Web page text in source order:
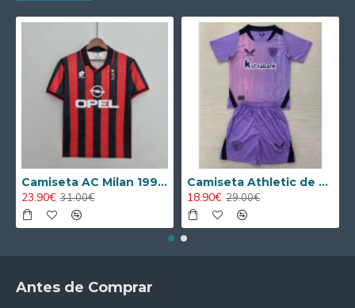
Camiseta AC Milan 1995/1996 Local Retro
23.90€ 31.00€
Camiseta Athletic de Bilbao 2024/2025 Alternativo Niño Kit
18.90€ 29.00€
Antes de Comprar